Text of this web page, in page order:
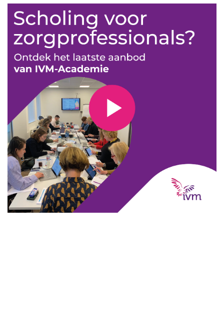
Contact
Winkelwagentje
Aanmelden nieuwsbrief
Inloggen
Toegang leeromgeving